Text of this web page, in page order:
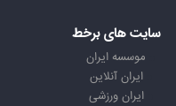
سایت های برخط
موسسه ایران
ایران آنلاین
ایران ورزشی